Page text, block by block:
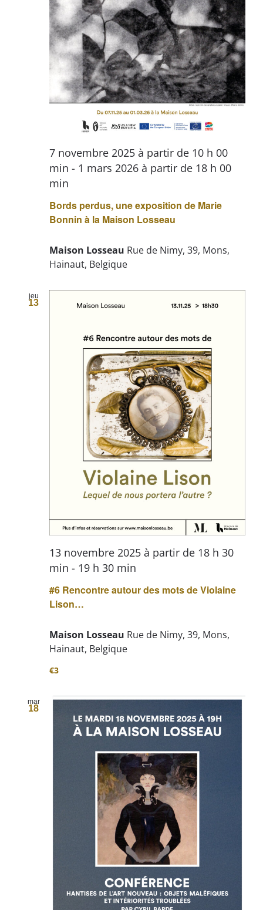
Bords perdus, une exposition de Marie
Bonnin à la Maison Losseau
7 novembre 2025 à partir de 10 h 00
min - 1 mars 2026 à partir de 18 h 00
min
Maison Losseau Rue de Nimy, 39, Mons,
Hainaut, Belgique
jeu
13
#6 Rencontre autour des mots de Violaine
Lison…
13 novembre 2025 à partir de 18 h 30
min - 19 h 30 min
Maison Losseau Rue de Nimy, 39, Mons,
Hainaut, Belgique
€3
mar
18